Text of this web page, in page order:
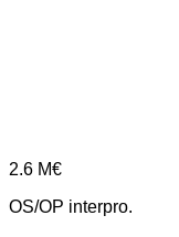
2.6 M€
OS/OP interpro.